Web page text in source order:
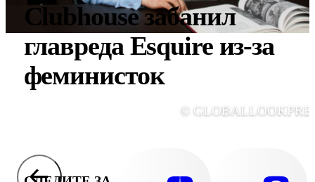
Clubhouse забанил
главреда Esquire из-за
феминисток
©